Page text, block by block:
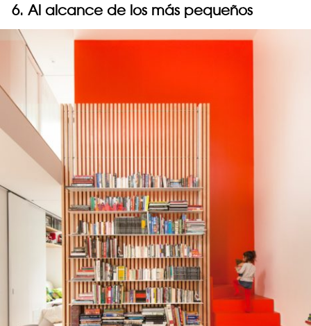
6. Al alcance de los más pequeños